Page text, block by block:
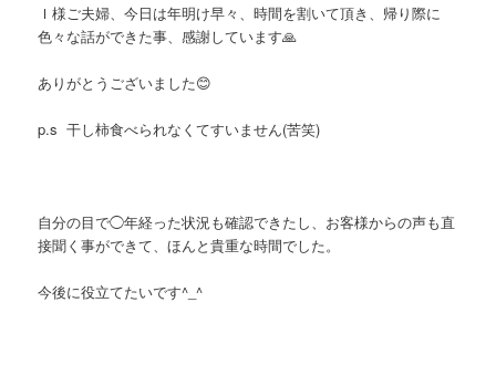
Ｉ様ご夫婦、今日は年明け早々、時間を割いて頂き、帰り際に
色々な話ができた事、感謝しています🙏
ありがとうございました😊
p.s 干し柿食べられなくてすいません(苦笑)
自分の目で◯年経った状況も確認できたし、お客様からの声も直
接聞く事ができて、ほんと貴重な時間でした。
今後に役立てたいです^_^